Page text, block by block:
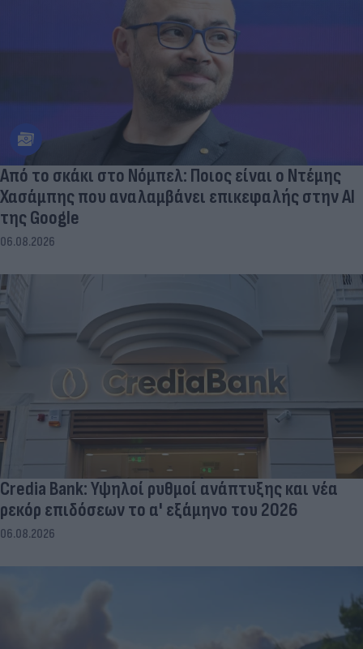
Από το σκάκι στο Νόμπελ: Ποιος είναι ο Ντέμης
Χασάμπης που αναλαμβάνει επικεφαλής στην ΑΙ
της Google
06.08.2026
Credia Bank: Υψηλοί ρυθμοί ανάπτυξης και νέα
ρεκόρ επιδόσεων το α' εξάμηνο του 2026
06.08.2026